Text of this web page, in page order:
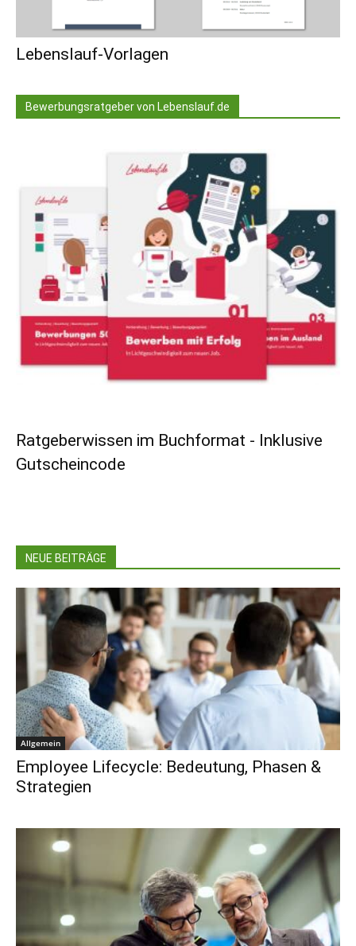
Lebenslauf-Vorlagen
Bewerbungsratgeber von Lebenslauf.de
Ratgeberwissen im Buchformat - Inklusive
Gutscheincode
NEUE BEITRÄGE
Allgemein
Employee Lifecycle: Bedeutung, Phasen &
Strategien